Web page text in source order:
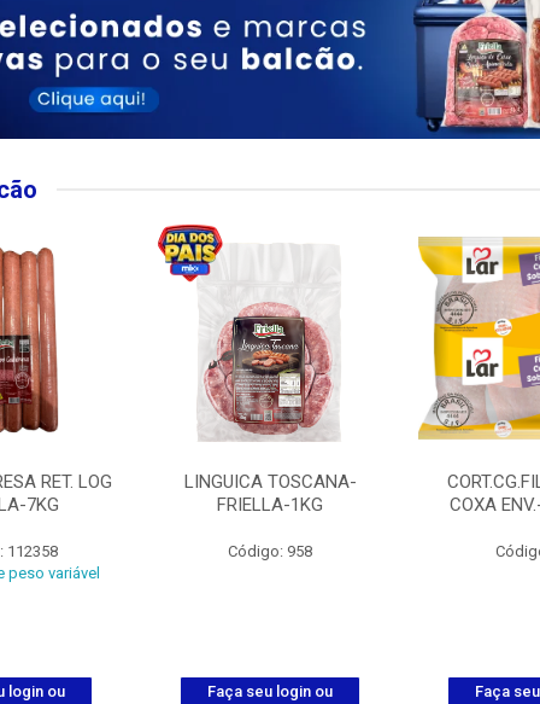
RET. LOG
7KG
112358
peso variável
login ou
LINGUICA TOSCANA-
FRIELLA-1KG
Código: 958
Faça seu login ou
COXA
Faça